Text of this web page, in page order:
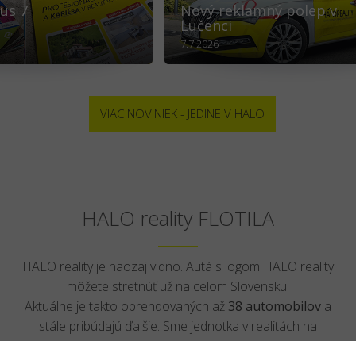
7 Nový reklamný polep v
Lučenci
7.7.2026
VIAC NOVINIEK - JEDINE V HALO
HALO reality FLOTILA
HALO reality je naozaj vidno. Autá s logom HALO reality
môžete stretnúť už na celom Slovensku.
Aktuálne je takto obrendovaných až 38 automobilova
stále pribúdajú ďalšie. Sme jednotka v realitách na